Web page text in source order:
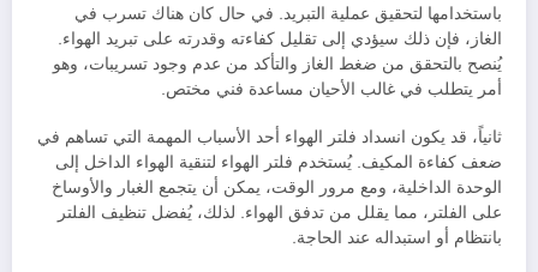
باستخدامها لتحقيق عملية التبريد. في حال كان هناك تسرب في
الغاز، فإن ذلك سيؤدي إلى تقليل كفاءته وقدرته على تبريد الهواء.
يُنصح بالتحقق من ضغط الغاز والتأكد من عدم وجود تسريبات، وهو
أمر يتطلب في غالب الأحيان مساعدة فني مختص.
ثانياً، قد يكون انسداد فلتر الهواء أحد الأسباب المهمة التي تساهم في
ضعف كفاءة المكيف. يُستخدم فلتر الهواء لتنقية الهواء الداخل إلى
الوحدة الداخلية، ومع مرور الوقت، يمكن أن يتجمع الغبار والأوساخ
على الفلتر، مما يقلل من تدفق الهواء. لذلك، يُفضل تنظيف الفلتر
بانتظام أو استبداله عند الحاجة.